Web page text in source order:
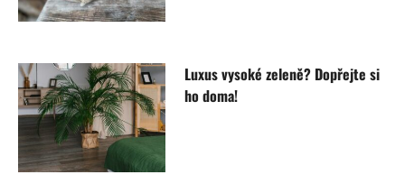
Luxus vysoké zeleně? Dopřejte si
ho doma!